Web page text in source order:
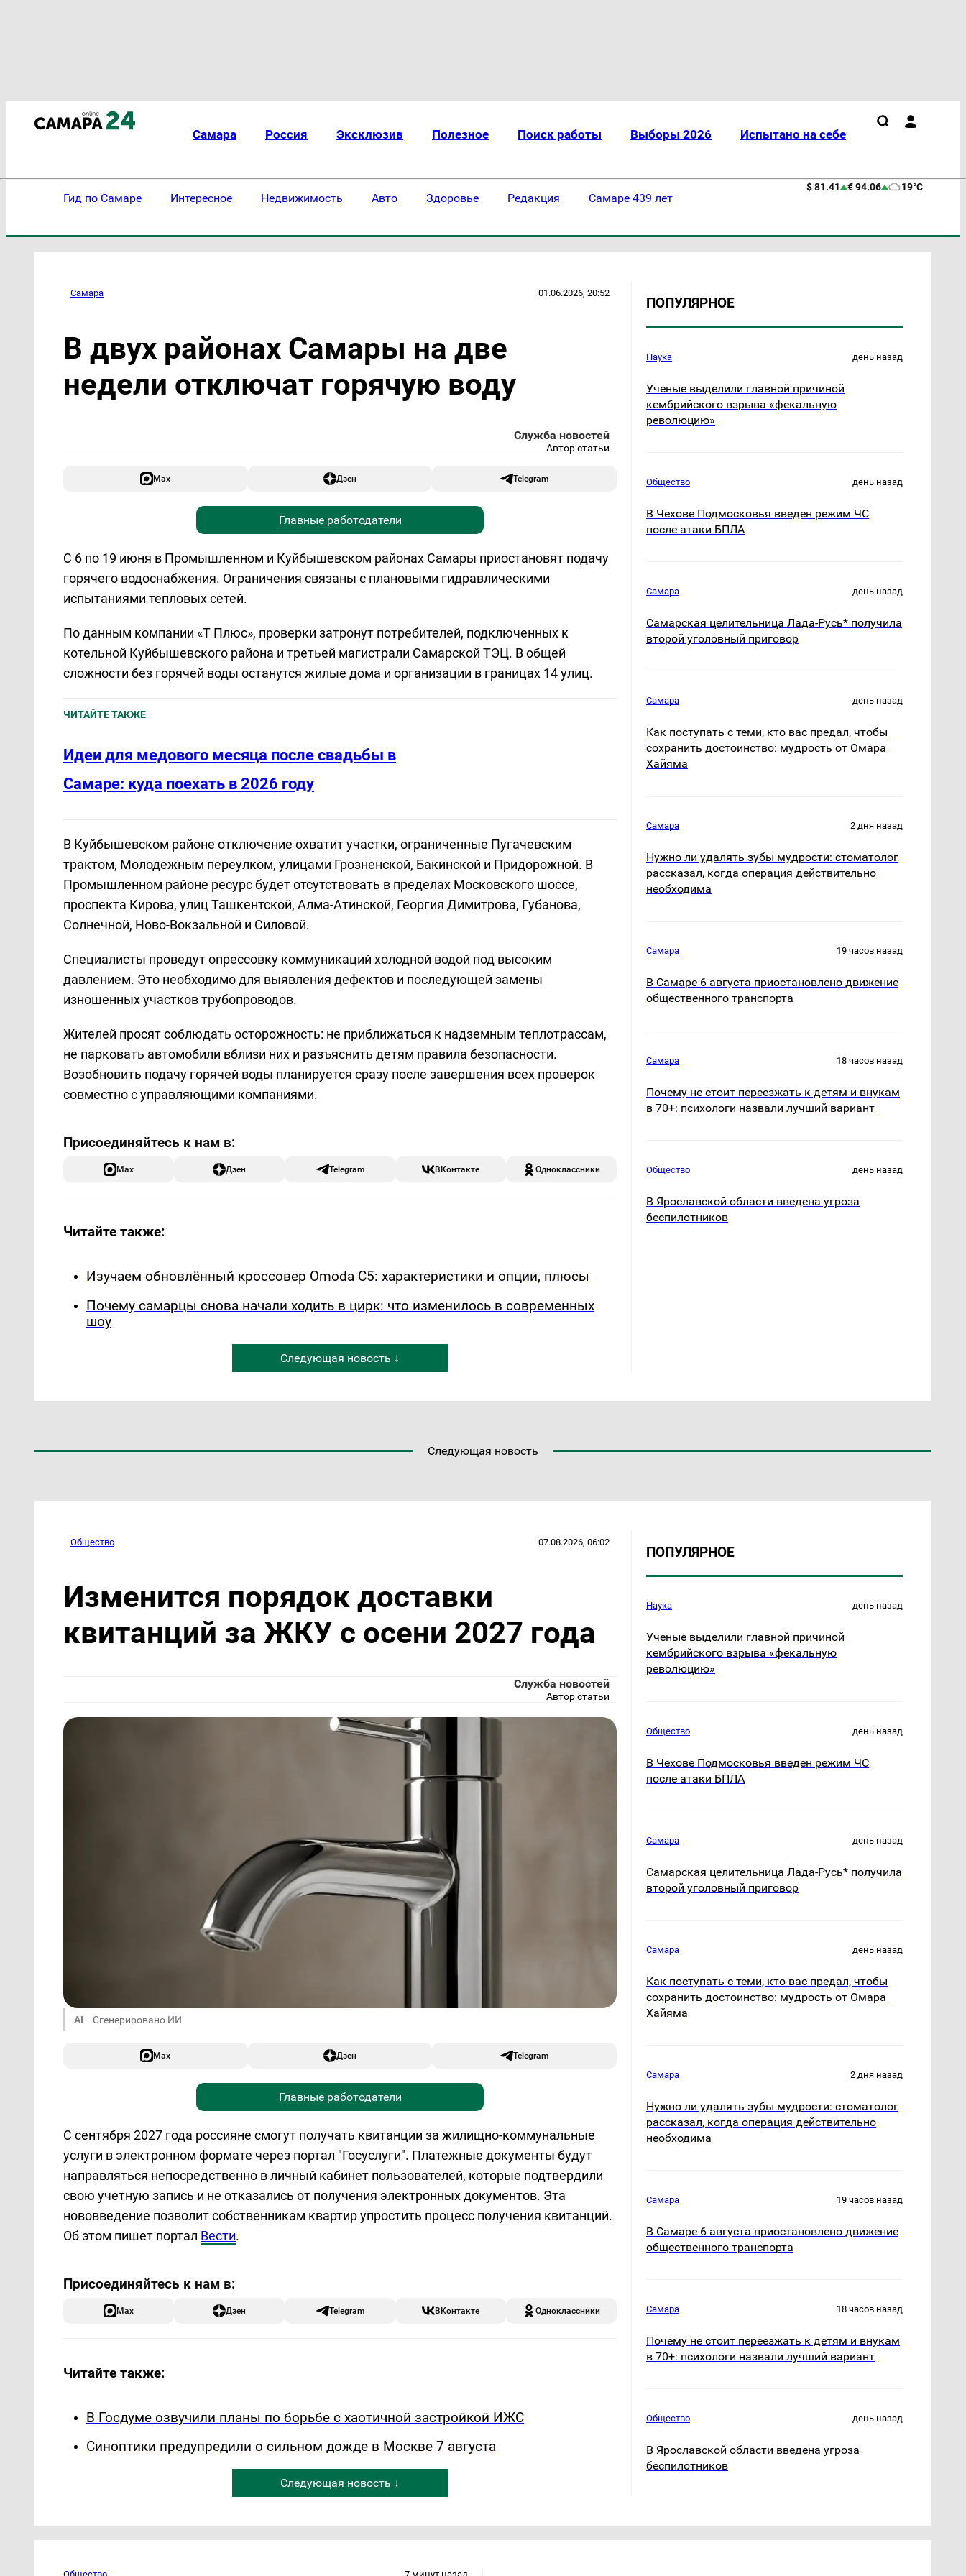
Самара Россия Эксклюзив Полезное Поиск работы Выборы 2026 Испытано на себе
Гид по Самаре Интересное Недвижимость Авто Здоровье Редакция Самаре 439 лет
$ 81.41 € 94.06 19°C
Самара 01.06.2026, 20:52
В двух районах Самары на две
недели отключат горячую воду
Служба новостей
Автор статьи
Max Дзен Telegram
Главные работодатели
С 6 по 19 июня в Промышленном и Куйбышевском районах Самары приостановят подачу
горячего водоснабжения. Ограничения связаны с плановыми гидравлическими
испытаниями тепловых сетей.
По данным компании «Т Плюс», проверки затронут потребителей, подключенных к
котельной Куйбышевского района и третьей магистрали Самарской ТЭЦ. В общей
сложности без горячей воды останутся жилые дома и организации в границах 14 улиц.
ЧИТАЙТЕ ТАКЖЕ
Идеи для медового месяца после свадьбы в
Самаре: куда поехать в 2026 году
В Куйбышевском районе отключение охватит участки, ограниченные Пугачевским
трактом, Молодежным переулком, улицами Грозненской, Бакинской и Придорожной. В
Промышленном районе ресурс будет отсутствовать в пределах Московского шоссе,
проспекта Кирова, улиц Ташкентской, Алма-Атинской, Георгия Димитрова, Губанова,
Солнечной, Ново-Вокзальной и Силовой.
Специалисты проведут опрессовку коммуникаций холодной водой под высоким
давлением. Это необходимо для выявления дефектов и последующей замены
изношенных участков трубопроводов.
Жителей просят соблюдать осторожность: не приближаться к надземным теплотрассам,
не парковать автомобили вблизи них и разъяснить детям правила безопасности.
Возобновить подачу горячей воды планируется сразу после завершения всех проверок
совместно с управляющими компаниями.
Max Дзен Telegram ВКонтакте Одноклассники
Читайте также:
Изучаем обновлённый кроссовер Omoda C5: характеристики и опции, плюсы
Почему самарцы снова начали ходить в цирк: что изменилось в современных
шоу
Следующая новость ↓
ПОПУЛЯРНОЕ
Наука день назад
Ученые выделили главной причиной
кембрийского взрыва «фекальную
революцию»
Общество день назад
В Чехове Подмосковья введен режим ЧС
после атаки БПЛА
Самара день назад
Самарская целительница Лада-Русь* получила
второй уголовный приговор
Самара день назад
Как поступать с теми, кто вас предал, чтобы
сохранить достоинство: мудрость от Омара
Хайяма
Самара 2 дня назад
Нужно ли удалять зубы мудрости: стоматолог
рассказал, когда операция действительно
необходима
Самара 19 часов назад
В Самаре 6 августа приостановлено движение
общественного транспорта
Самара 18 часов назад
Почему не стоит переезжать к детям и внукам
в 70+: психологи назвали лучший вариант
Общество день назад
В Ярославской области введена угроза
беспилотников
Следующая новость
Общество 07.08.2026, 06:02
Изменится порядок доставки
квитанций за ЖКУ с осени 2027 года
Служба новостей
Автор статьи
AI Сгенерировано ИИ
Max Дзен Telegram
Главные работодатели
С сентября 2027 года россияне смогут получать квитанции за жилищно-коммунальные
услуги в электронном формате через портал "Госуслуги". Платежные документы будут
направляться непосредственно в личный кабинет пользователей, которые подтвердили
свою учетную запись и не отказались от получения электронных документов. Эта
нововведение позволит собственникам квартир упростить процесс получения квитанций.
Об этом пишет портал Вести.
Max Дзен Telegram ВКонтакте Одноклассники
Читайте также:
В Госдуме озвучили планы по борьбе с хаотичной застройкой ИЖС
Синоптики предупредили о сильном дожде в Москве 7 августа
Следующая новость ↓
ПОПУЛЯРНОЕ
Наука день назад
Ученые выделили главной причиной
кембрийского взрыва «фекальную
революцию»
Общество день назад
В Чехове Подмосковья введен режим ЧС
после атаки БПЛА
Самара день назад
Самарская целительница Лада-Русь* получила
второй уголовный приговор
Самара день назад
Как поступать с теми, кто вас предал, чтобы
сохранить достоинство: мудрость от Омара
Хайяма
Самара 2 дня назад
Нужно ли удалять зубы мудрости: стоматолог
рассказал, когда операция действительно
необходима
Самара 19 часов назад
В Самаре 6 августа приостановлено движение
общественного транспорта
Самара 18 часов назад
Почему не стоит переезжать к детям и внукам
в 70+: психологи назвали лучший вариант
Общество день назад
В Ярославской области введена угроза
беспилотников